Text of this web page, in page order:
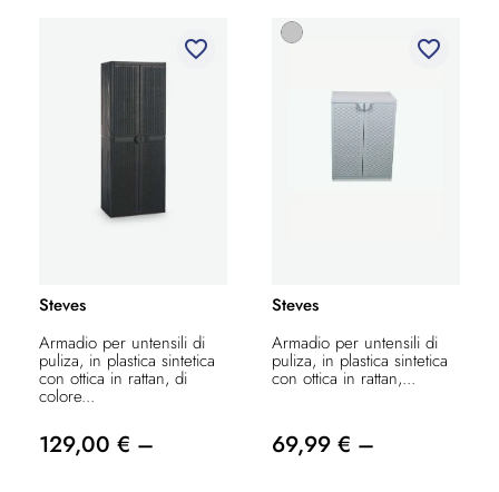
favorite_border
Steves
Armadio per untensili di
puliza, in plastica sintetica
con ottica in rattan, di
colore...
129,00 € –
favorite_border
Steves
Armadio per untensili di
puliza, in plastica sintetica
con ottica in rattan,...
69,99 € –